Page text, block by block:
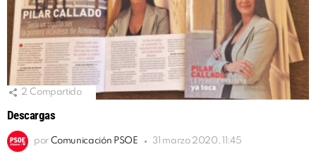
2 Compartido
Descargas
por Comunicación PSOE 31 marzo 2020, 11:45